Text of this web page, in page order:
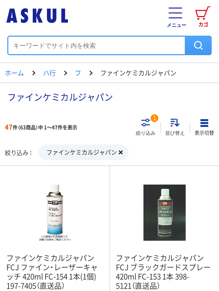
カゴ
メニュー
ホーム ハ行 フ ファインケミカルジャパン
ファインケミカルジャパン
47件（63商品）中 1～47件を表示
絞り込み
1
並び替え 表示切替
絞り込み ファインケミカルジャパン
ファインケミカルジャパン
FCJ ファイン・レーザーキャ
ッチ 420ml FC-154 1本(1個)
197-7405（直送品）
ファインケミカルジャパン
FCJ ブラックガードスプレー
420ml FC-153 1本 398-
5121（直送品）